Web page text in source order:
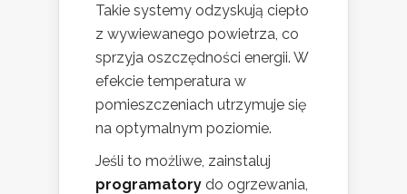
Takie systemy odzyskują ciepło
z wywiewanego powietrza, co
sprzyja oszczędności energii. W
efekcie temperatura w
pomieszczeniach utrzymuje się
na optymalnym poziomie.
Jeśli to możliwe, zainstaluj
programatory do ogrzewania,